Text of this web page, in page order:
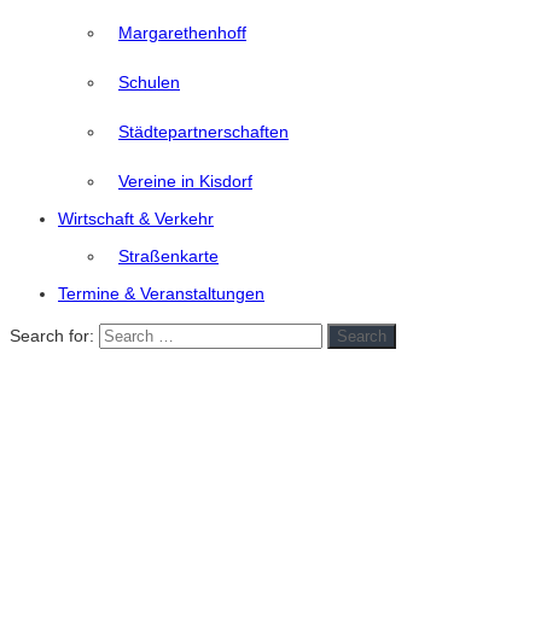
Margarethenhoff
Schulen
Städtepartnerschaften
Vereine in Kisdorf
Wirtschaft & Verkehr
Straßenkarte
Termine & Veranstaltungen
Search for: Search